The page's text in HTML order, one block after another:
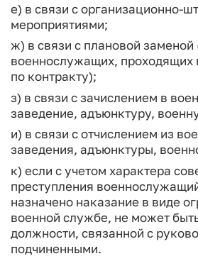
е) в связи с организационно-
мероприятиями;
ж) в связи с плановой заменой
военнослужащих, проходящих
по контракту);
з) в связи с зачислением в
заведение, адъюнктуру,
и) в связи с отчислением из
заведения, адъюнктуры,
к) если с учетом характера
преступления
назначено наказание в виде
военной службе, не может
должности, связанной с
подчиненными.